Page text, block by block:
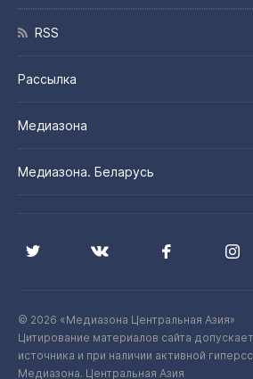
RSS
Рассылка
Медиазона
Медиазона. Беларусь
© 2026 «Медиазона Центральная Азия»
Цитирование материалов сайта
источника и при наличии активной
Медиазона. Центральная Азия